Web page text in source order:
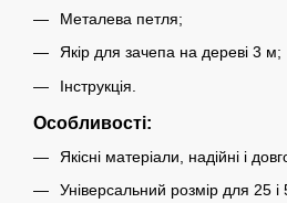
Металева петля;
Якір для зачепа на дереві 3 м;
Інструкція.
Особливості:
Якісні матеріали, надійні і
Універсальний розмір для 25